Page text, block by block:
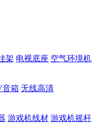
架 电视底座 空气环境机
音箱 无线高清
游戏机线材 游戏机摇杆